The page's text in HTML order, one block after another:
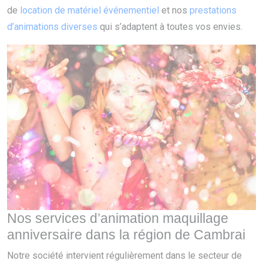
de location de matériel événementiel et nos prestations
d’animations diverses qui s’adaptent à toutes vos envies.
Nos services d’animation maquillage
anniversaire dans la région de Cambrai
Notre société intervient régulièrement dans le secteur de